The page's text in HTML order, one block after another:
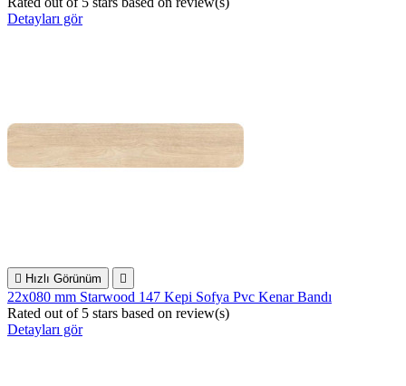
Detayları gör
 Hızlı Görünüm 
22x080 mm Starwood 147 Kepi Sofya Pvc Kenar Bandı
Rated out of 5 stars based on review(s)
Detayları gör